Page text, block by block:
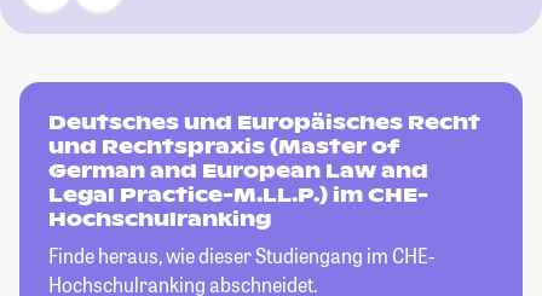
Deutsches und Europäisches Recht
und Rechtspraxis (Master of
German and European Law and
Legal Practice-M.LL.P.) im CHE-
Hochschulranking
Finde heraus, wie dieser Studiengang im CHE-
Hochschulranking abschneidet.